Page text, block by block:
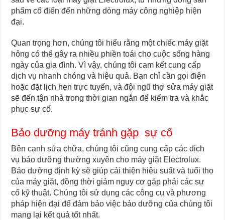
phẩm cổ điển đến những dòng máy công nghiệp hiện
đại.
Quan trọng hơn, chúng tôi hiểu rằng một chiếc máy giặt
hỏng có thể gây ra nhiều phiền toái cho cuộc sống hàng
ngày của gia đình. Vì vậy, chúng tôi cam kết cung cấp
dịch vụ nhanh chóng và hiệu quả. Bạn chỉ cần gọi điện
hoặc đặt lịch hẹn trực tuyến, và đội ngũ thợ sửa máy giặt
sẽ đến tận nhà trong thời gian ngắn để kiểm tra và khắc
phục sự cố.
Bảo dưỡng máy tránh gặp sự cố
Bên cạnh sửa chữa, chúng tôi cũng cung cấp các dịch
vụ bảo dưỡng thường xuyên cho máy giặt Electrolux.
Bảo dưỡng định kỳ sẽ giúp cải thiện hiệu suất và tuổi thọ
của máy giặt, đồng thời giảm nguy cơ gặp phải các sự
cố kỹ thuật. Chúng tôi sử dụng các công cụ và phương
pháp hiện đại để đảm bảo việc bảo dưỡng của chúng tôi
mang lại kết quả tốt nhất.